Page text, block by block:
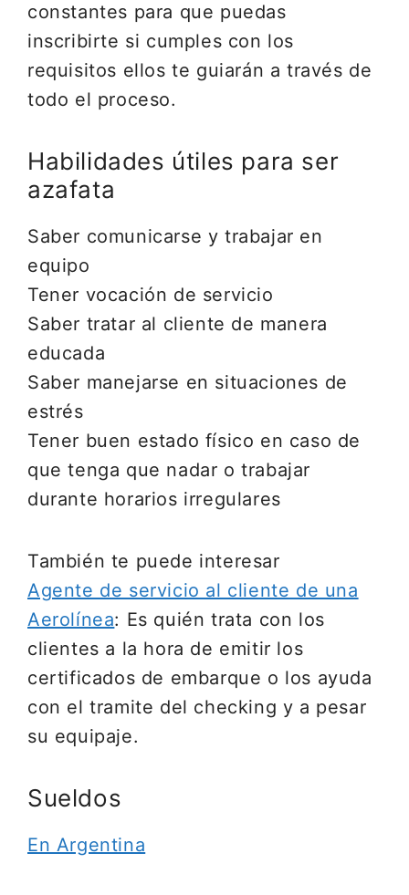
constantes para que puedas
inscribirte si cumples con los
requisitos ellos te guiarán a través de
todo el proceso.
Habilidades útiles para ser
azafata
Saber comunicarse y trabajar en
equipo
Tener vocación de servicio
Saber tratar al cliente de manera
educada
Saber manejarse en situaciones de
estrés
Tener buen estado físico en caso de
que tenga que nadar o trabajar
durante horarios irregulares
También te puede interesar
Agente de servicio al cliente de una
Aerolínea: Es quién trata con los
clientes a la hora de emitir los
certificados de embarque o los ayuda
con el tramite del checking y a pesar
su equipaje.
Sueldos
En Argentina